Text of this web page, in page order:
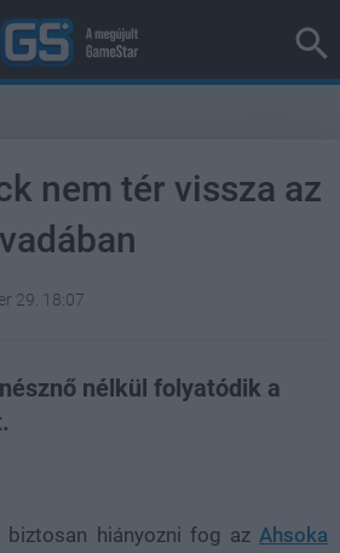
nem tér vissza az
29. 18:07
nélkül folyatódik a
hiányozni fog az Ahsoka